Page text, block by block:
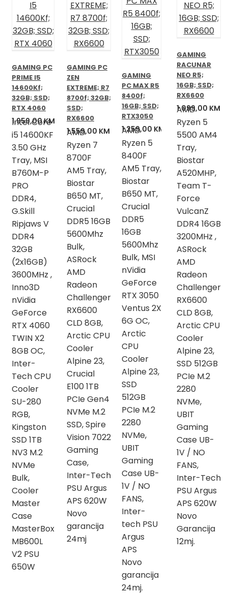
GAMING PC
PRIME I5
14600Kf;
32GB; SSD;
RTX 4060
1.959,00KM
Intel Core
i5 14600KF
3.50 GHz
Tray, MSI
B760M-P
PRO
DDR4,
G.Skill
Ripjaws V
DDR4
32GB
(2x16GB)
3600MHz ,
Inno3D
nVidia
GeForce
RTX 4060
TWIN X2
8GB OC,
Inter-
Tech CPU
Cooler
SU-280
RGB,
Kingston
SSD 1TB
NV3 M.2
NVMe
Bulk,
Cooler
Master
Case
MasterBox
MB600L
V2 PSU
650W
GAMING PC
ZEN
EXTREME; R7
8700f; 32GB;
SSD;
RX6600
1.559,00 KM
AMD
Ryzen 7
8700F
AM5 Tray,
Biostar
B650 MT,
Crucial
DDR5 16GB
5600Mhz
Bulk,
ASRock
AMD
Radeon
Challenger
RX6600
CLD 8GB,
Arctic CPU
Cooler
Alpine 23,
Crucial
E100 1TB
PCIe Gen4
NVMe M.2
SSD, Spire
Vision 7022
Gaming
Case,
Inter-Tech
PSU Argus
APS 620W
Novo
garancija
24mj
GAMING
PC MAX R5
8400f;
16GB; SSD;
RTX3050
1.259,00 KM
AMD
Ryzen 5
8400F
AM5 Tray,
Biostar
B650 MT,
Crucial
DDR5
16GB
5600Mhz
Bulk, MSI
nVidia
GeForce
RTX 3050
Ventus 2X
6G OC,
Arctic
CPU
Cooler
Alpine 23,
SSD
512GB
PCIe M.2
2280
NVMe,
UBIT
Gaming
Case UB-
1V / NO
FANS,
Inter-
tech PSU
Argus
APS
Novo
garancija
24mj.
GAMING
RACUNAR
NEO R5;
16GB; SSD;
RX6600
1.099,00 KM
AMD
Ryzen 5
5500 AM4
Tray,
Biostar
A520MHP,
Team T-
Force
VulcanZ
DDR4 16GB
3200MHz ,
ASRock
AMD
Radeon
Challenger
RX6600
CLD 8GB,
Arctic CPU
Cooler
Alpine 23,
SSD 512GB
PCIe M.2
2280
NVMe,
UBIT
Gaming
Case UB-
1V / NO
FANS,
Inter-Tech
PSU Argus
APS 620W
Novo
Garancija
12mj.